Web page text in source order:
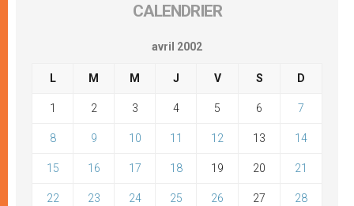
CALENDRIER
avril 2002
L M M J V S D
1 2 3 4 5 6 7
8 9 10 11 12 13 14
15 16 17 18 19 20 21
22 23 24 25 26 27 28